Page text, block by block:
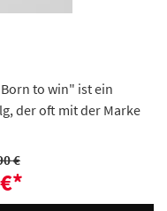
to win" ist ein
der oft mit der Marke
€
*